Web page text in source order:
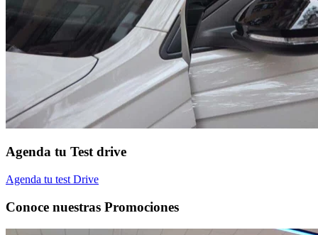
Agenda tu Test drive
Agenda tu test Drive
Conoce nuestras Promociones